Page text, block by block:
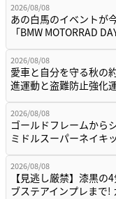
2026/08/08
あの白馬のイベントが
「BMW MOTORRAD
2026/08/08
愛車と自分を守る秋の
進運動と盗難防止強化
2026/08/08
ゴールドフレームから
ミドルスーパーネイキ
2026/08/08
【見逃し厳禁】漆黒
ブステアインプレまで